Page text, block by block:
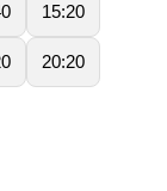
15:20
20:20